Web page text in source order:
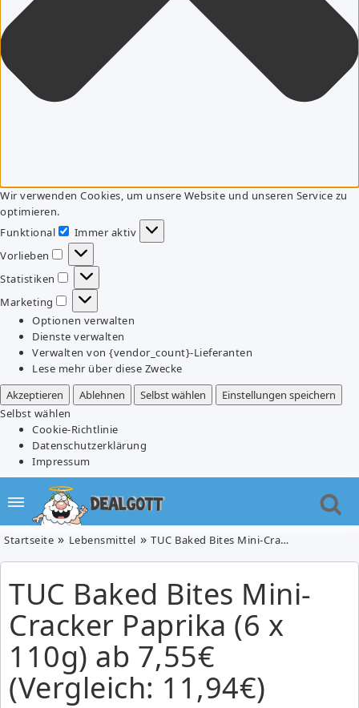
Wir verwenden Cookies, um unsere Website und unseren Service zu
optimieren.
Funktional
Funktional
Immer aktiv
Vorlieben
Vorlieben
Statistiken
Statistiken
Marketing
Marketing
Optionen verwalten
Dienste verwalten
Verwalten von {vendor_count}-Lieferanten
Lese mehr über diese Zwecke
Akzeptieren
Ablehnen Selbst wählen
Einstellungen speichern
Selbst wählen
Cookie-Richtlinie
Datenschutzerklärung
Impressum
Startseite Lebensmittel TUC Baked Bites Mini-Cracker Paprika (6 x 110g) ab 7,55€ (Vergleich: 11,94€)
TUC Baked Bites Mini-
Cracker Paprika (6 x
110g) ab 7,55€
(Vergleich: 11,94€)